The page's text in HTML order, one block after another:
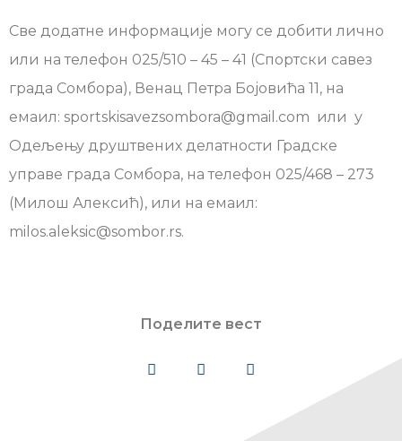
Све додатне информације могу се добити лично
или на телефон 025/510 – 45 – 41 (Спортски савез
града Сомбора), Венац Петра Бојовића 11, на
емаил: sportskisavezsombora@gmail.com или у
Одељењу друштвених делатности Градске
управе града Сомбора, на телефон 025/468 – 273
(Милош Алексић), или на емаил:
milos.aleksic@sombor.rs.
Поделите вест